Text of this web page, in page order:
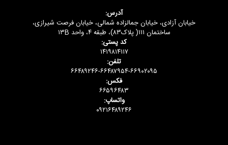
آدرس:
خیابان آزادی، خیابان جمالزاده شمالی، خیابان فرصت شیرازی،
ساختمان ۱۱۱( پلاک۸۳)، طبقه ۴، واحد ۱۳B
کد پستی:
۱۴۱۹۸۱۴۱۱۷
تلفن:
۶۶۴۸۹۲۴۶-۶۶۴۸۷۹۵۴-۶۶۹۰۲۰۹۵
فکس:
۶۶۵۹۶۴۸۳
واتساپ:
۰۹۲۱۶۴۸۹۲۴۶